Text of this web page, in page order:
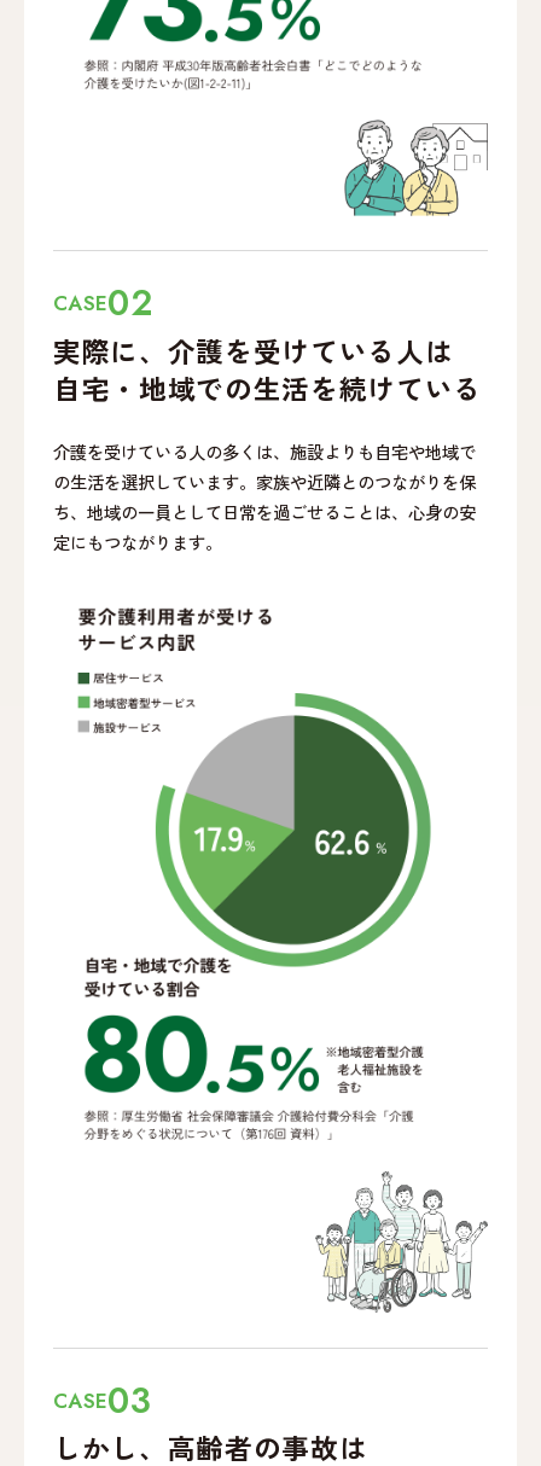
CASE02
実際に、介護を受けている人は
自宅・地域での生活を続けている
介護を受けている人の多くは、施設よりも自宅や地域で
の生活を選択しています。家族や近隣とのつながりを保
ち、地域の一員として日常を過ごせることは、心身の安
定にもつながります。
CASE03
しかし、高齢者の事故は